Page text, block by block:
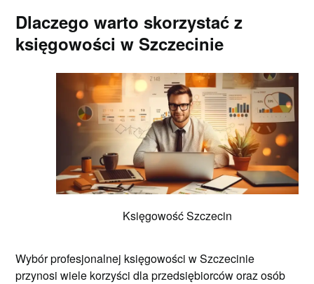
Dlaczego warto skorzystać z
księgowości w Szczecinie
Księgowość Szczecin
Wybór profesjonalnej księgowości w Szczecinie
przynosi wiele korzyści dla przedsiębiorców oraz osób